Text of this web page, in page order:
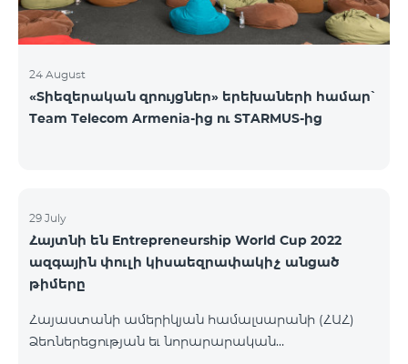
24 August
«Տիեզերական զրույցներ» երեխաների համար՝
Team Telecom Armenia-ից ու STARMUS-ից
29 July
Հայտնի են Entrepreneurship World Cup 2022
ազգային փուլի կիսաեզրափակիչ անցած
թիմերը
Հայաստանի ամերիկյան համալսարանի (ՀԱՀ)
Ձեռներեցության եւ նորարարական